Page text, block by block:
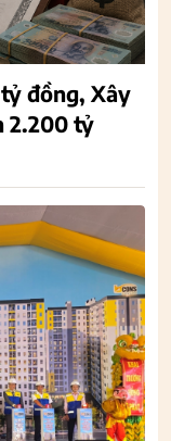
đồng, Xây
2.200 tỷ